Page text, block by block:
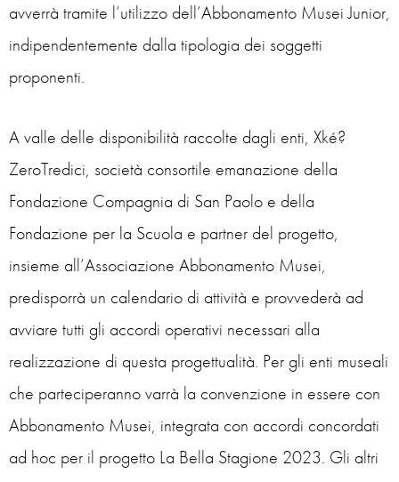
avverrà tramite l’utilizzo dell’Abbonamento Musei Junior,
indipendentemente dalla tipologia dei soggetti
proponenti.
A valle delle disponibilità raccolte dagli enti, Xké?
ZeroTredici, società consortile emanazione della
Fondazione Compagnia di San Paolo e della
Fondazione per la Scuola e partner del progetto,
insieme all’Associazione Abbonamento Musei,
predisporrà un calendario di attività e provvederà ad
avviare tutti gli accordi operativi necessari alla
realizzazione di questa progettualità. Per gli enti museali
che parteciperanno varrà la convenzione in essere con
Abbonamento Musei, integrata con accordi concordati
ad hoc per il progetto La Bella Stagione 2023. Gli altri